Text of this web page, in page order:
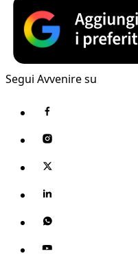
Segui Avvenire su